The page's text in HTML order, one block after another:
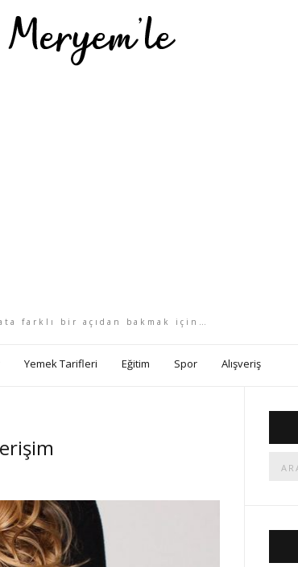
farklı bir açıdan bakmak için…
Yemek Tarifleri Eğitim Spor Alışveriş